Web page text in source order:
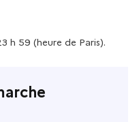
h 59 (heure de Paris).